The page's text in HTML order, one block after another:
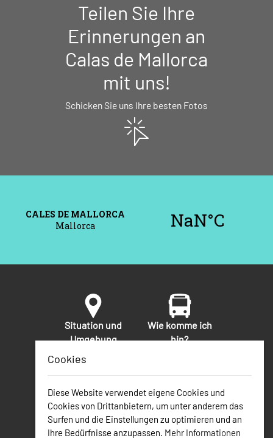
Teilen Sie Ihre
Erinnerungen an
Calas de Mallorca
mit uns!
Schicken Sie uns Ihre besten Fotos
Situation und
Umgebung
Wie komme ich
hin?
Sicherheit
Nützliche
Telefonnummern
Cookies
Diese Website verwendet eigene Cookies und
Cookies von Drittanbietern, um unter anderem das
Surfen und die Einstellungen zu optimieren und an
Ihre Bedürfnisse anzupassen. Mehr Informationen